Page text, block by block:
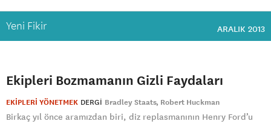
Yeni Fikir ARALIK 2013
Ekipleri Bozmamanın Gizli Faydaları
EKİPLERİ YÖNETMEK DERGI Bradley Staats Robert Huckman
Birkaç yıl önce aramızdan biri, diz replasmanının Henry Ford’u